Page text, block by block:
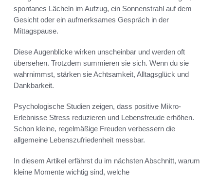
spontanes Lächeln im Aufzug, ein Sonnenstrahl auf dem
Gesicht oder ein aufmerksames Gespräch in der
Mittagspause.
Diese Augenblicke wirken unscheinbar und werden oft
übersehen. Trotzdem summieren sie sich. Wenn du sie
wahrnimmst, stärken sie Achtsamkeit, Alltagsglück und
Dankbarkeit.
Psychologische Studien zeigen, dass positive Mikro-
Erlebnisse Stress reduzieren und Lebensfreude erhöhen.
Schon kleine, regelmäßige Freuden verbessern die
allgemeine Lebenszufriedenheit messbar.
In diesem Artikel erfährst du im nächsten Abschnitt, warum
kleine Momente wichtig sind, welche